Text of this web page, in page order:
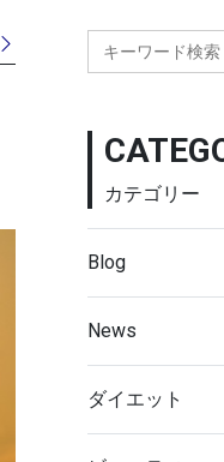
Search
for:
カテゴリー
Blog
News
ダイエット